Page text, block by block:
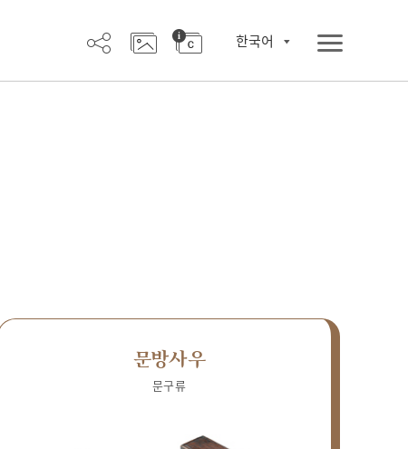
한국어
문방사우
문구류